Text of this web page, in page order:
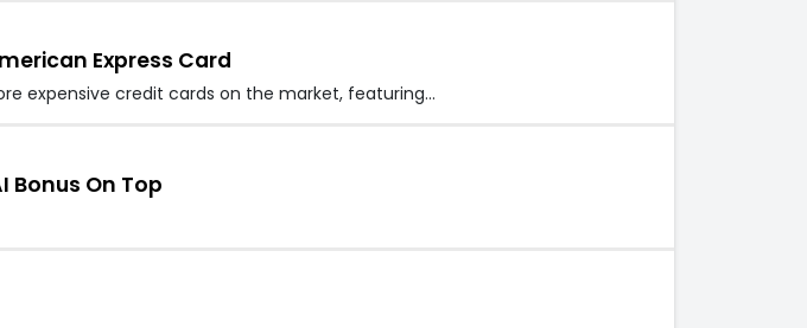
Express Card
expensive credit cards on the market, featuring…
Bonus On Top